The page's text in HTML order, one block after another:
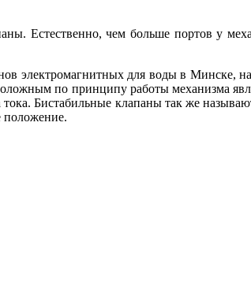
Естественно, чем больше портов у
электромагнитных для воды в Минске,
по принципу работы механизма
тока. Бистабильные клапаны так же
положение.